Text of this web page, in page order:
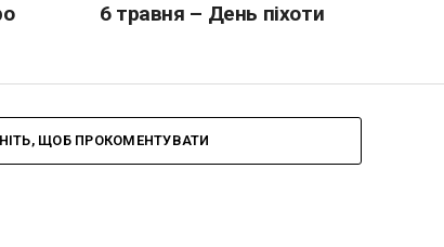
6 травня – День піхоти
ЩОБ ПРОКОМЕНТУВАТИ